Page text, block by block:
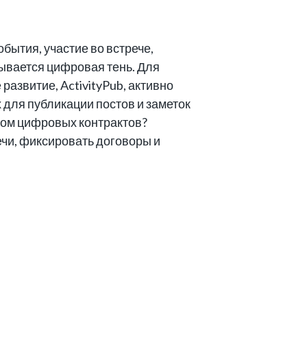
участие во встрече,
цифровая тень. Для
ActivityPub, активно
публикации постов и заметок
цифровых контрактов?
фиксировать договоры и